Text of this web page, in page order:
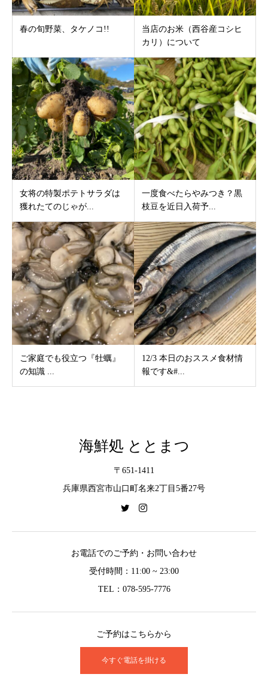
春の旬野菜、タケノコ!!
当店のお米（西谷産コシヒ
カリ）について
女将の特製ポテトサラダは
獲れたてのじゃが...
一度食べたらやみつき？黒
枝豆を近日入荷予...
ご家庭でも役立つ『牡蠣』
の知識 ...
12/3 本日のおススメ食材情
報です&#...
海鮮処 ととまつ
〒651-1411
兵庫県西宮市山口町名来2丁目5番27号
お電話でのご予約・お問い合わせ
受付時間：11:00 ~ 23:00
TEL：078-595-7776
ご予約はこちらから
今すぐ電話を掛ける